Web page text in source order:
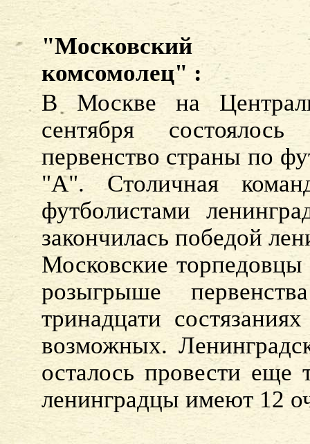
"Московский
комсомолец" :
В Москве на
сентября
первенство страны по
"А". Столичная
футболистами
закончилась победой
Московские
розыгрыше
тринадцати
возможных.
осталось провести еще
ленинградцы имеют 12